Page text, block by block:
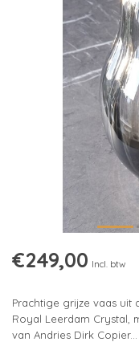
€249,00 Incl. btw
Prachtige grijze vaas uit
Royal Leerdam Crystal,
van Andries Dirk Copier...